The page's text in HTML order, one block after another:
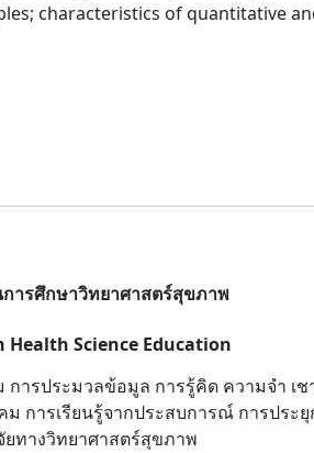
characteristics of quantitative
การศึกษาวิทยาศาสตร์สุขภาพ
Health Science Education
การประมวลข้อมูล การรู้คิด ความจำ
ม การเรียนรู้จากประสบการณ์ การป
ทางวิทยาศาสตร์สุขภาพ